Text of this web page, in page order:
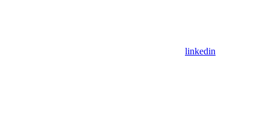
linkedin